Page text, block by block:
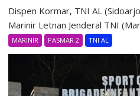
Dispen Kormar, TNI AL
Marinir Letnan Jenderal TNI
MARINIR PASMAR 2 TNI AL